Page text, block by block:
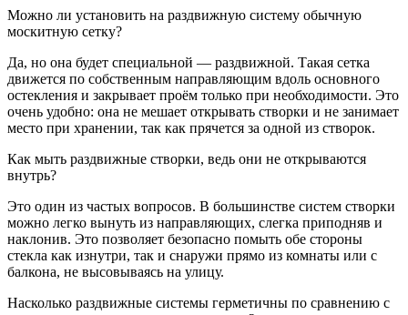
Можно ли установить на раздвижную систему обычную
москитную сетку?
Да, но она будет специальной — раздвижной. Такая сетка
движется по собственным направляющим вдоль основного
остекления и закрывает проём только при необходимости. Это
очень удобно: она не мешает открывать створки и не занимает
место при хранении, так как прячется за одной из створок.
Как мыть раздвижные створки, ведь они не открываются
внутрь?
Это один из частых вопросов. В большинстве систем створки
можно легко вынуть из направляющих, слегка приподняв и
наклонив. Это позволяет безопасно помыть обе стороны
стекла как изнутри, так и снаружи прямо из комнаты или с
балкона, не высовываясь на улицу.
Насколько раздвижные системы герметичны по сравнению с